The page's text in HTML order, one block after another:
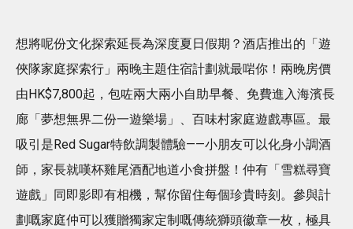
想將呢份文化探索延長為深度夏日假期？酒店推出的「遊
俠隊家庭探索行」兩晚主題住宿計劃就最啱你！兩晚房價
由HK$7,800起，包咗兩大兩小自助早餐、免費進入海濱長
廊「夢想無界二份一遊樂場」、百味村家庭遊戲專區。最
吸引是Red Sugar特飲調製體驗——小朋友可以化身小調酒
師，家長就嘆杯雞尾酒配地道小食拼盤！仲有「雪糕尋寶
遊戲」同即影即有相機，幫你留住每個珍貴時刻。參與計
劃嘅家庭仲可以獲贈獨家定制嘅傳統獅頭徽章一枚，極具